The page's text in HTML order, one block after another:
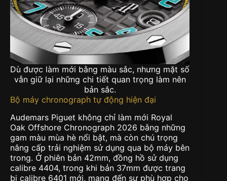
Dù được làm mới bằng màu sắc, nhưng mặt số
vẫn giữ lại những chi tiết quan trọng làm nên
bản sắc.
Bộ máy chronograph tự động hiện đại
Audemars Piguet không chỉ làm mới Royal
Oak Offshore Chronograph 2026 bằng những
gam màu mùa hè nổi bật, mà còn chú trọng
nâng cấp trải nghiệm sử dụng qua bộ máy bên
trong. Ở phiên bản 42mm, đồng hồ sử dụng
calibre 4404, trong khi bản 37mm được trang
bị calibre 6401 mới, mang đến sự phù hợp cho